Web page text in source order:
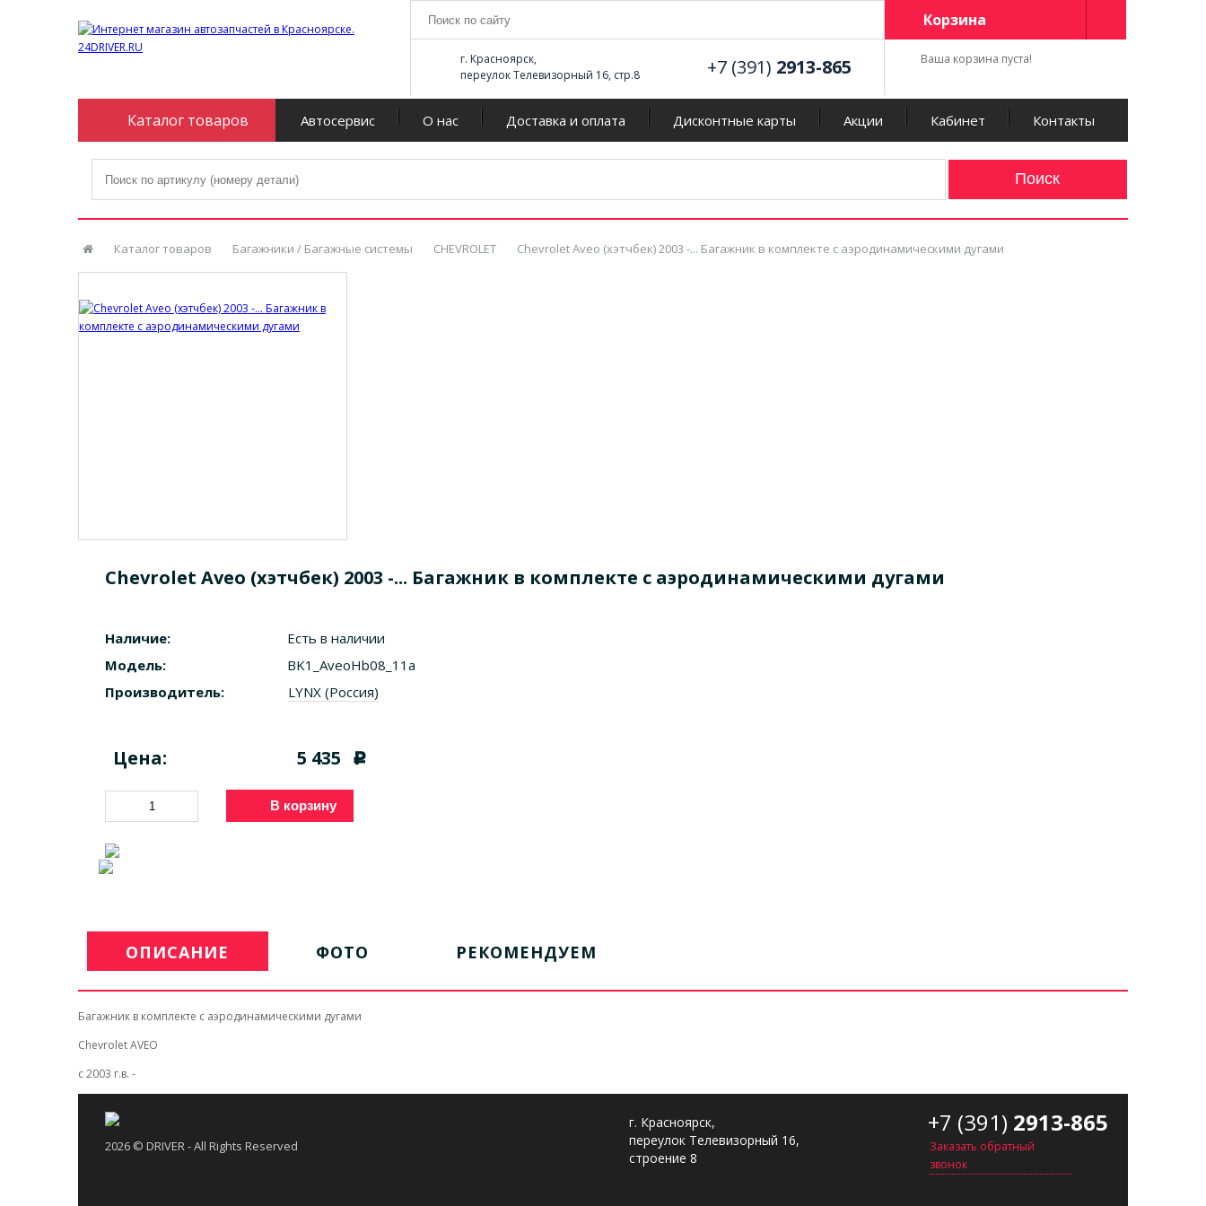
г. Красноярск,
переулок Телевизорный 16, стр.8
+7 (391) 2913-865
Корзина
Ваша корзина пуста!
Каталог товаров Автосервис О нас Доставка и оплата Дисконтные карты Акции Кабинет Контакты
Каталог товаров Багажники / Багажные системы CHEVROLET Chevrolet Aveo (хэтчбек) 2003 -... Багажник в комплекте с аэродинамическими дугами
Chevrolet Aveo (хэтчбек) 2003 -... Багажник в комплекте с аэродинамическими дугами
Наличие:
Есть в наличии
Модель:
BK1_AveoHb08_11a
Производитель:
LYNX (Россия)
Цена: 5 435 c
В корзину
ОПИСАНИЕ ФОТО РЕКОМЕНДУЕМ
Багажник в комплекте с аэродинамическими дугами
Chevrolet AVEO
c 2003 г.в. -
2026 © DRIVER - All Rights Reserved
г. Красноярск,
переулок Телевизорный 16,
строение 8
+7 (391) 2913-865
Заказать обратный
звонок